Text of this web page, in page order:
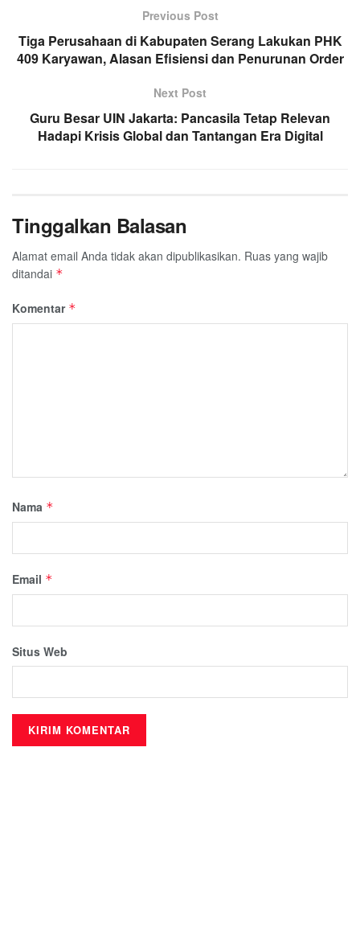
Previous Post
Tiga Perusahaan di Kabupaten Serang Lakukan PHK
409 Karyawan, Alasan Efisiensi dan Penurunan Order
Next Post
Guru Besar UIN Jakarta: Pancasila Tetap Relevan
Hadapi Krisis Global dan Tantangan Era Digital
Tinggalkan Balasan
Alamat email Anda tidak akan dipublikasikan. Ruas yang wajib
ditandai *
Komentar *
Nama *
Email *
Situs Web